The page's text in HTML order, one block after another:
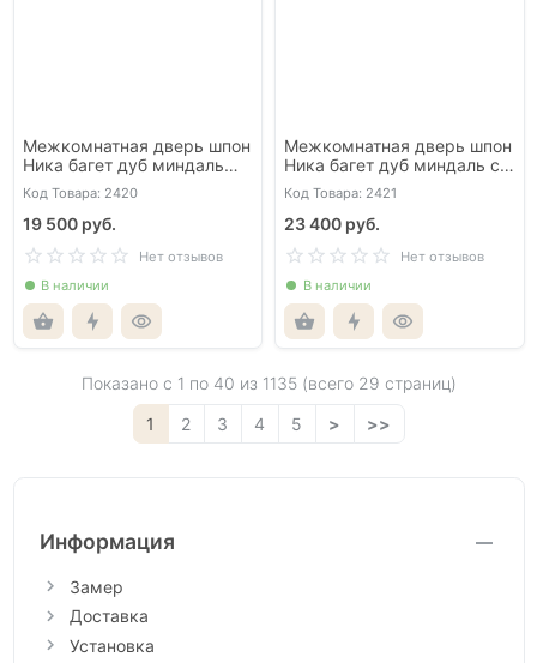
Межкомнатная дверь шпон
Ника багет дуб миндаль
глухая
Код Товара: 2420
19 500 руб.
Нет отзывов
В наличии
Межкомнатная дверь шпон
Ника багет дуб миндаль со
стеклом
Код Товара: 2421
23 400 руб.
Нет отзывов
В наличии
Показано с 1 по 40 из 1135 (всего 29 страниц)
1
2 3 4 5 > >>
Информация
Замер
Доставка
Установка